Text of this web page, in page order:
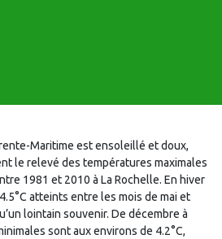
Maritime est ensoleillé et doux,
le relevé des températures maximales
1981 et 2010 à La Rochelle. En hiver
atteints entre les mois de mai et
lointain souvenir. De décembre à
sont aux environs de 4.2°C,